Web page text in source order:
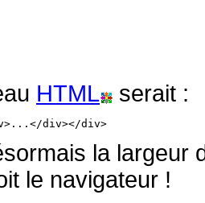
HTML serait :
la largeur
le navigateur !